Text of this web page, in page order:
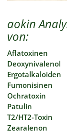
aokin
von:
Aflatoxinen
Deoxynivalenol
Ergotalkaloiden
Fumonisinen
Ochratoxin
Patulin
T2/HT2-Toxin
Zearalenon